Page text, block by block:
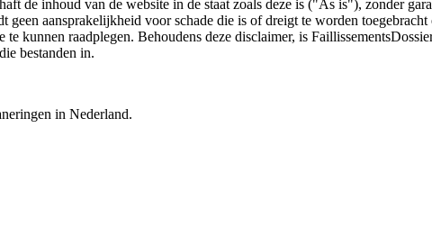
de inhoud van de website in de staat zoals deze is ("As is"), zonder
geen aansprakelijkheid voor schade die is of dreigt te worden
kunnen raadplegen. Behoudens deze disclaimer, is
bestanden in.
in Nederland.